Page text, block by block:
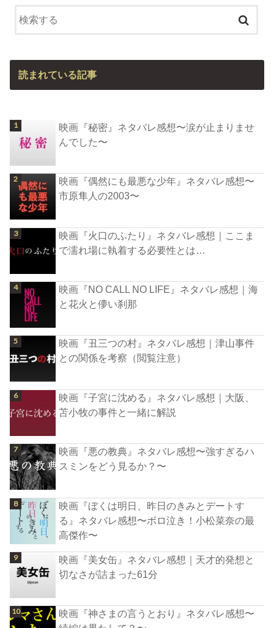
読まれている記事
映画『秘密』ネタバレ感想〜涙が止まりませ
んでした〜
映画『偶然にも最悪な少年』ネタバレ感想〜
市原隼人の2003〜
映画『火口のふたり』ネタバレ感想｜ここま
で濡れ場に執着する必要性とは…
映画『NO CALL NO LIFE』ネタバレ感想｜海
と花火と儚い刹那
映画『丑三つの村』ネタバレ感想｜津山事件
との関係を考察（閲覧注意）
映画『子宮に沈める』ネタバレ感想｜大阪、
苫小牧の事件と一緒に解説
映画『悪の教典』ネタバレ感想〜強すぎるハ
スミンをどう見るか？〜
映画『ぼくは明日、昨日のきみとデートす
る』ネタバレ感想〜ボロ泣き！小松菜奈の最
高傑作〜
映画『美女缶』ネタバレ感想｜天才的発想と
切なさが詰まった61分
映画『神さまの言うとおり』ネタバレ感想〜